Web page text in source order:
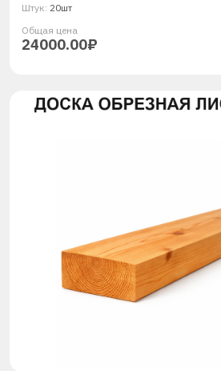
Штук: 20шт
Общая ценa
24000.00₽